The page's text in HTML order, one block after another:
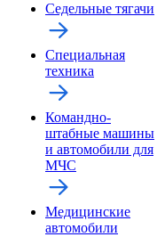
Седельные тягачи
Специальная
техника
Командно-
штабные машины
и автомобили для
МЧС
Медицинские
автомобили